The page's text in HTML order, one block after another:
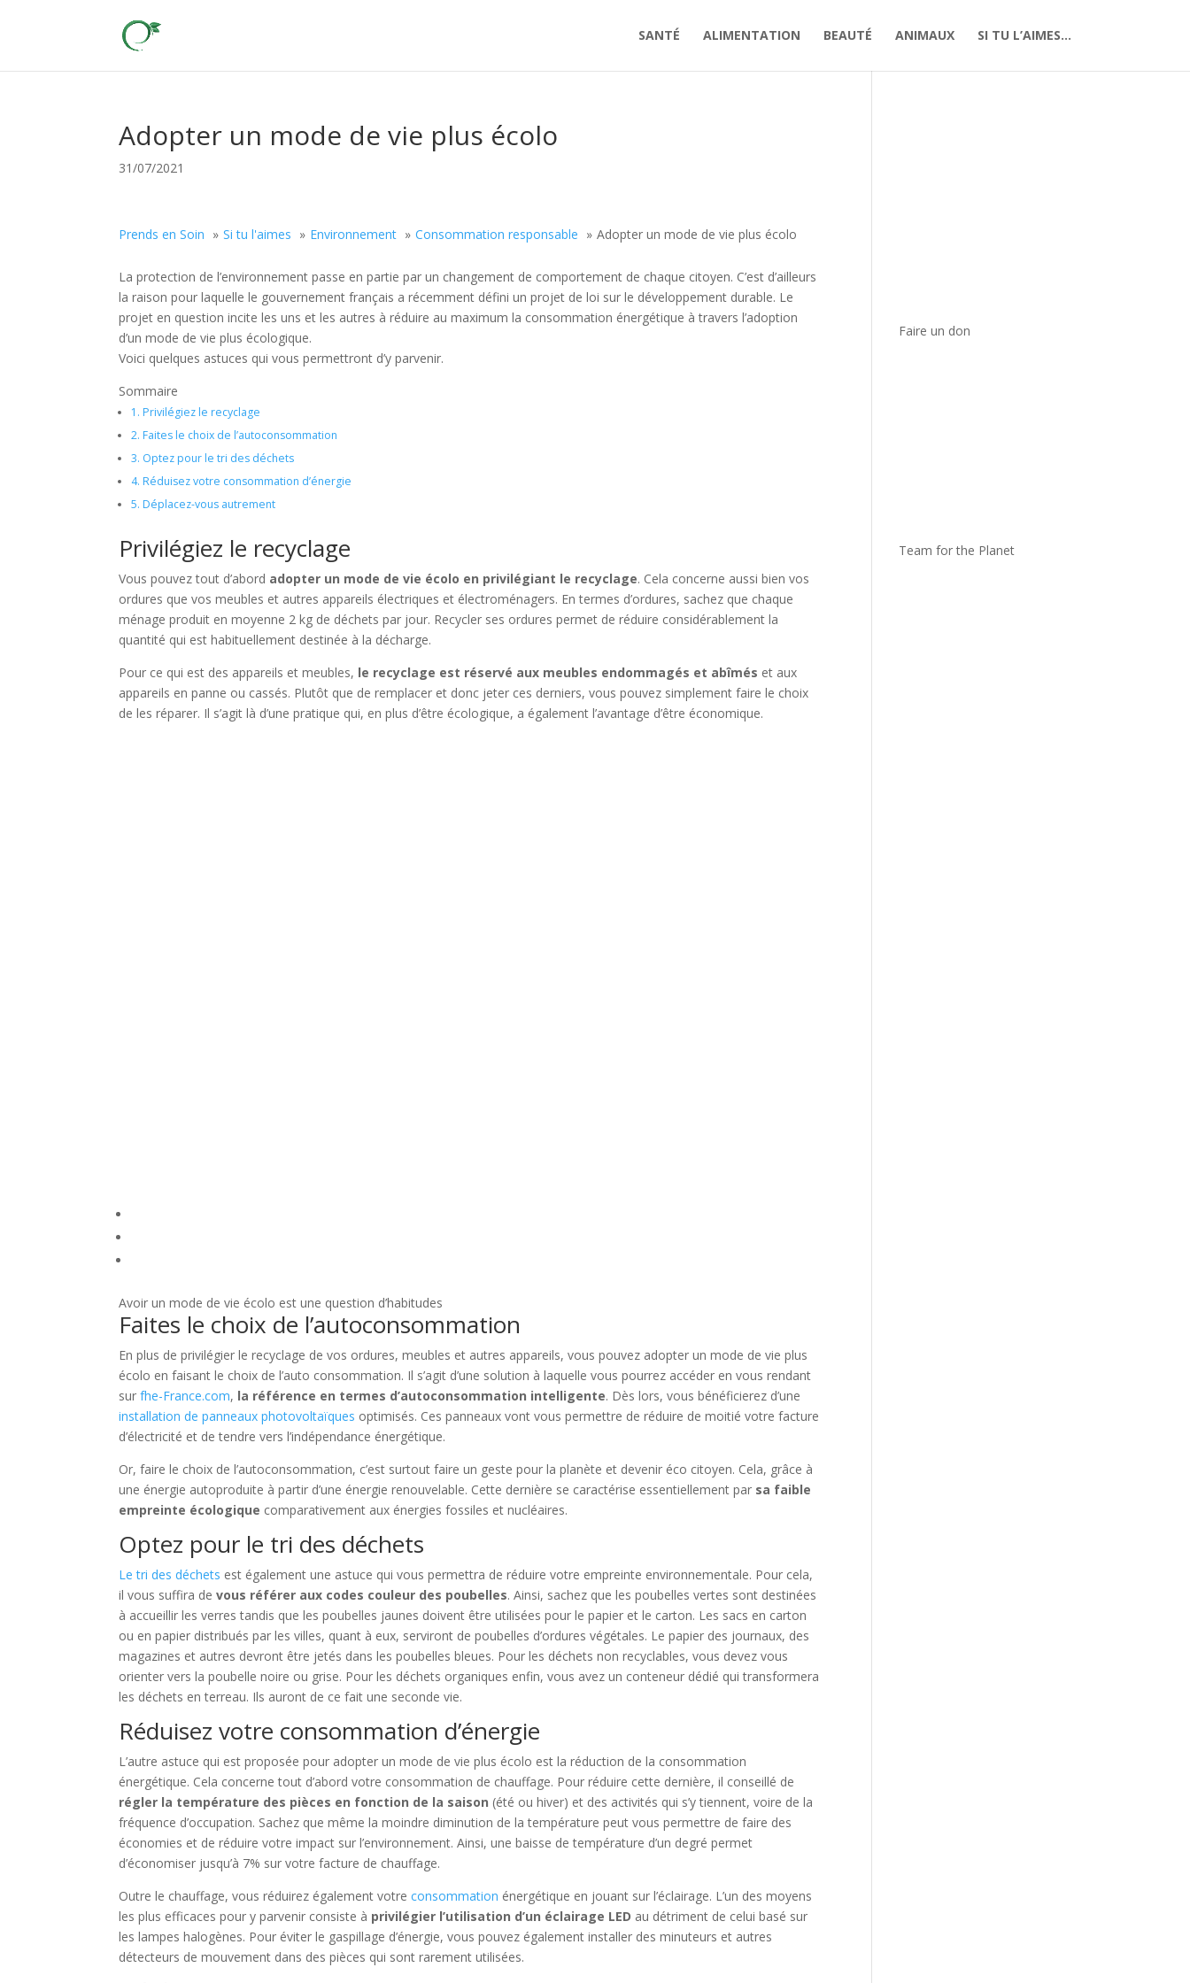
SANTÉ ALIMENTATION BEAUTÉ ANIMAUX SI TU L’AIMES…
Adopter un mode de vie plus écolo
31/07/2021
Prends en Soin Si tu l'aimes Environnement Consommation responsable Adopter un mode de vie plus écolo
La protection de l’environnement passe en partie par un changement de comportement de chaque citoyen. C’est d’ailleurs
la raison pour laquelle le gouvernement français a récemment défini un projet de loi sur le développement durable. Le
projet en question incite les uns et les autres à réduire au maximum la consommation énergétique à travers l’adoption
d’un mode de vie plus écologique.
Voici quelques astuces qui vous permettront d’y parvenir.
Sommaire
1. Privilégiez le recyclage
2. Faites le choix de l’autoconsommation
3. Optez pour le tri des déchets
4. Réduisez votre consommation d’énergie
5. Déplacez-vous autrement
Privilégiez le recyclage
Vous pouvez tout d’abord adopter un mode de vie écolo en privilégiant le recyclage. Cela concerne aussi bien vos
ordures que vos meubles et autres appareils électriques et électroménagers. En termes d’ordures, sachez que chaque
ménage produit en moyenne 2 kg de déchets par jour. Recycler ses ordures permet de réduire considérablement la
quantité qui est habituellement destinée à la décharge.
Pour ce qui est des appareils et meubles, le recyclage est réservé aux meubles endommagés et abîmés et aux
appareils en panne ou cassés. Plutôt que de remplacer et donc jeter ces derniers, vous pouvez simplement faire le choix
de les réparer. Il s’agit là d’une pratique qui, en plus d’être écologique, a également l’avantage d’être économique.
Avoir un mode de vie écolo est une question d’habitudes
Faites le choix de l’autoconsommation
En plus de privilégier le recyclage de vos ordures, meubles et autres appareils, vous pouvez adopter un mode de vie plus
écolo en faisant le choix de l’auto consommation. Il s’agit d’une solution à laquelle vous pourrez accéder en vous rendant
surfhe-France.com, la référence en termes d’autoconsommation intelligente. Dès lors, vous bénéficierez d’une
installation de panneaux photovoltaïques optimisés. Ces panneaux vont vous permettre de réduire de moitié votre facture
d’électricité et de tendre vers l’indépendance énergétique.
Or, faire le choix de l’autoconsommation, c’est surtout faire un geste pour la planète et devenir éco citoyen. Cela, grâce à
une énergie autoproduite à partir d’une énergie renouvelable. Cette dernière se caractérise essentiellement par sa faible
empreinte écologique comparativement aux énergies fossiles et nucléaires.
Optez pour le tri des déchets
Le tri des déchets est également une astuce qui vous permettra de réduire votre empreinte environnementale. Pour cela,
il vous suffira devous référer aux codes couleur des poubelles. Ainsi, sachez que les poubelles vertes sont destinées
à accueillir les verres tandis que les poubelles jaunes doivent être utilisées pour le papier et le carton. Les sacs en carton
ou en papier distribués par les villes, quant à eux, serviront de poubelles d’ordures végétales. Le papier des journaux, des
magazines et autres devront être jetés dans les poubelles bleues. Pour les déchets non recyclables, vous devez vous
orienter vers la poubelle noire ou grise. Pour les déchets organiques enfin, vous avez un conteneur dédié qui transformera
les déchets en terreau. Ils auront de ce fait une seconde vie.
Réduisez votre consommation d’énergie
L’autre astuce qui est proposée pour adopter un mode de vie plus écolo est la réduction de la consommation
énergétique. Cela concerne tout d’abord votre consommation de chauffage. Pour réduire cette dernière, il conseillé de
régler la température des pièces en fonction de la saison (été ou hiver) et des activités qui s’y tiennent, voire de la
fréquence d’occupation. Sachez que même la moindre diminution de la température peut vous permettre de faire des
économies et de réduire votre impact sur l’environnement. Ainsi, une baisse de température d’un degré permet
d’économiser jusqu’à 7% sur votre facture de chauffage.
Outre le chauffage, vous réduirez également votreconsommation énergétique en jouant sur l’éclairage. L’un des moyens
les plus efficaces pour y parvenir consiste à privilégier l’utilisation d’un éclairage LED au détriment de celui basé sur
les lampes halogènes. Pour éviter le gaspillage d’énergie, vous pouvez également installer des minuteurs et autres
détecteurs de mouvement dans des pièces qui sont rarement utilisées.
Faire un don
Team for the Planet